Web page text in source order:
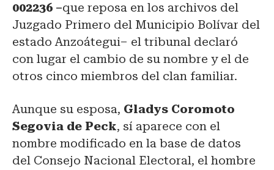
002236 –que reposa en los archivos del
Juzgado Primero del Municipio Bolívar del
estado Anzoátegui– el tribunal declaró
con lugar el cambio de su nombre y el de
otros cinco miembros del clan familiar.
Aunque su esposa, Gladys Coromoto
Segovia de Peck, sí aparece con el
nombre modificado en la base de datos
del Consejo Nacional Electoral, el hombre